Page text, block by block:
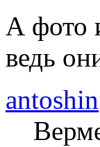
А фото
ведь
antoshin